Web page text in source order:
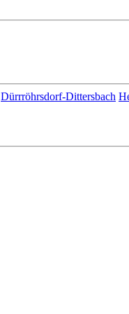
Dürrröhrsdorf-Dittersbach